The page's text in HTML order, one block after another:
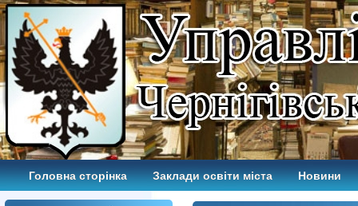
Головна сторінка Заклади освіти міста Новини